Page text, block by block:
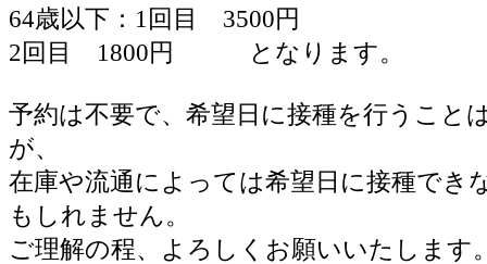
64歳以下：1回目 3500円
2回目 1800円 となります。
予約は不要で、希望日に接種を行うこと
が、
在庫や流通によっては希望日に接種でき
もしれません。
ご理解の程、よろしくお願いいたします